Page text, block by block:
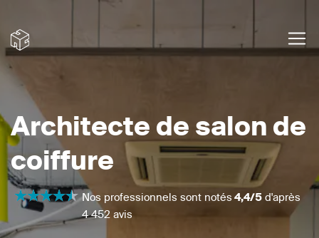
Architecte de salon de
coiffure
Nos professionnels sont notés 4,4/5 d'après
4 452 avis